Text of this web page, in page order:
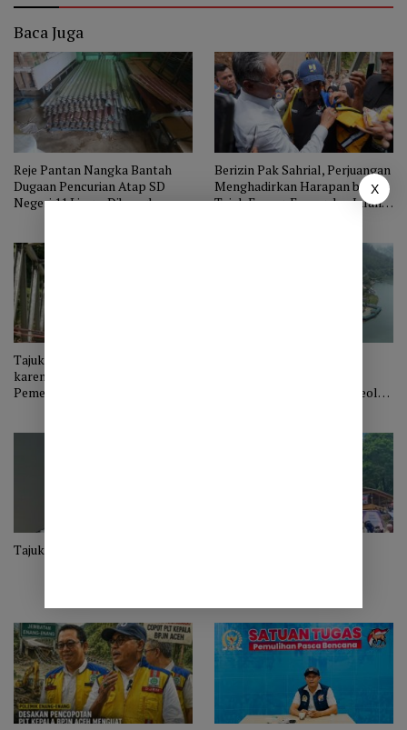
Baca Juga
Reje Pantan Nangka Bantah
Dugaan Pencurian Atap SD
Negeri 11 Linge: Dibongkar
Berizin Pak Sahrial, Perjuangan
Menghadirkan Harapan bagi
Tajuk Enang-Enang dan Jalan
Tajuk | Enang-Enang Mendunia
karena Bencana, Kini Saatnya
Pemerintah Menepati Janji
Pascabenca, Korhudas: “Seolah
Tajuk Bukan Sekadar Bunga
X